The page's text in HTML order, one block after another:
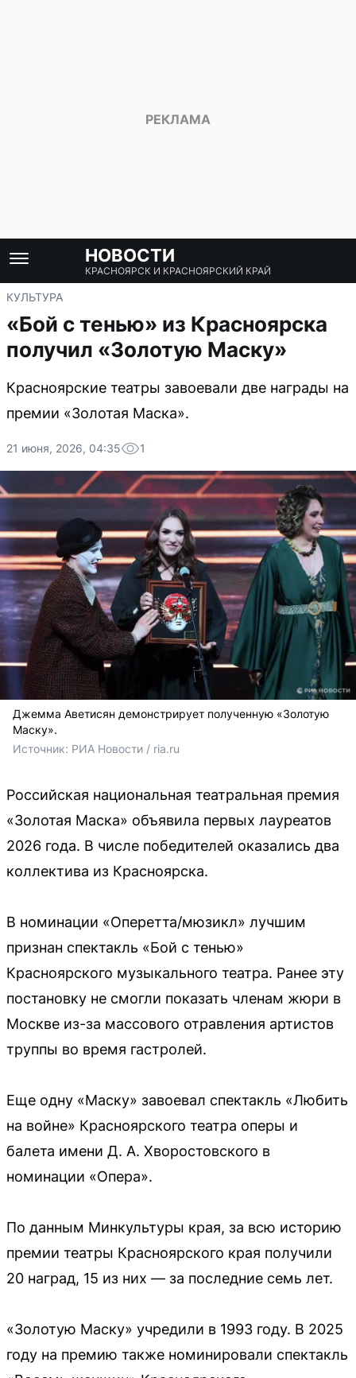
НОВОСТИ
КРАСНОЯРСК И КРАСНОЯРСКИЙ КРАЙ
КУЛЬТУРА
«Бой с тенью» из Красноярска
получил «Золотую Маску»
Красноярские театры завоевали две награды на
премии «Золотая Маска».
21 июня, 2026, 04:35 1
Джемма Аветисян демонстрирует полученную «Золотую
Маску».
Источник: РИА Новости / ria.ru
Российская национальная театральная премия
«Золотая Маска» объявила первых лауреатов
2026 года. В числе победителей оказались два
коллектива из Красноярска.
В номинации «Оперетта/мюзикл» лучшим
признан спектакль «Бой с тенью»
Красноярского музыкального театра. Ранее эту
постановку не смогли показать членам жюри в
Москве из-за массового отравления артистов
труппы во время гастролей.
Еще одну «Маску» завоевал спектакль «Любить
на войне» Красноярского театра оперы и
балета имени Д. А. Хворостовского в
номинации «Опера».
По данным Минкультуры края, за всю историю
премии театры Красноярского края получили
20 наград, 15 из них — за последние семь лет.
«Золотую Маску» учредили в 1993 году. В 2025
году на премию также номинировали спектакль